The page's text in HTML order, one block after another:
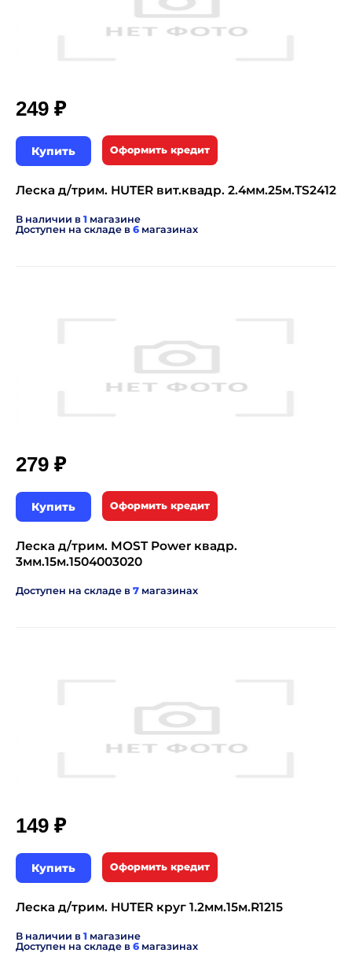
249 ₽
Купить Оформить кредит
Леска д/трим. HUTER вит.квадр. 2.4мм.25м.TS2412
В наличии в 1 магазине
Доступен на складе в 6 магазинах
279 ₽
Купить Оформить кредит
Леска д/трим. MOST Power квадр.
3мм.15м.1504003020
Доступен на складе в 7 магазинах
149 ₽
Купить Оформить кредит
Леска д/трим. HUTER круг 1.2мм.15м.R1215
В наличии в 1 магазине
Доступен на складе в 6 магазинах